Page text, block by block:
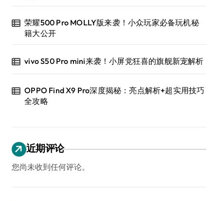
荣耀500 Pro MOLLY版来袭！小众玩家必备玩机秘
籍大公开
vivo S50 Pro mini来袭！小屏党狂喜的旗舰新宠解析
OPPO Find X9 Pro深度揭秘：亮点解析+超实用技巧
全攻略
近期评论
您尚未收到任何评论。